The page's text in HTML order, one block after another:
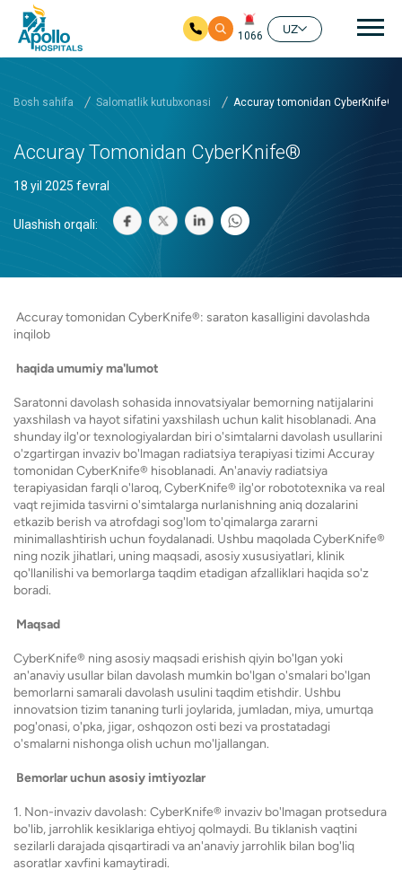
1066
UZ
Bosh sahifa Salomatlik kutubxonasi Accuray tomonidan CyberKnife®
Accuray Tomonidan CyberKnife®
18 yil 2025 fevral
Ulashish orqali:
Accuray tomonidan CyberKnife®: saraton kasalligini davolashda
inqilob
haqida umumiy ma'lumot
Saratonni davolash sohasida innovatsiyalar bemorning natijalarini
yaxshilash va hayot sifatini yaxshilash uchun kalit hisoblanadi. Ana
shunday ilg'or texnologiyalardan biri o'simtalarni davolash usullarini
o'zgartirgan invaziv bo'lmagan radiatsiya terapiyasi tizimi Accuray
tomonidan CyberKnife® hisoblanadi. An'anaviy radiatsiya
terapiyasidan farqli o'laroq, CyberKnife® ilg'or robototexnika va real
vaqt rejimida tasvirni o'simtalarga nurlanishning aniq dozalarini
etkazib berish va atrofdagi sog'lom to'qimalarga zararni
minimallashtirish uchun foydalanadi. Ushbu maqolada CyberKnife®
ning nozik jihatlari, uning maqsadi, asosiy xususiyatlari, klinik
qo'llanilishi va bemorlarga taqdim etadigan afzalliklari haqida so'z
boradi.
Maqsad
CyberKnife® ning asosiy maqsadi erishish qiyin bo'lgan yoki
an'anaviy usullar bilan davolash mumkin bo'lgan o'smalari bo'lgan
bemorlarni samarali davolash usulini taqdim etishdir. Ushbu
innovatsion tizim tananing turli joylarida, jumladan, miya, umurtqa
pog'onasi, o'pka, jigar, oshqozon osti bezi va prostatadagi
o'smalarni nishonga olish uchun mo'ljallangan.
Bemorlar uchun asosiy imtiyozlar
1. Non-invaziv davolash: CyberKnife® invaziv bo'lmagan protsedura
bo'lib, jarrohlik kesiklariga ehtiyoj qolmaydi. Bu tiklanish vaqtini
sezilarli darajada qisqartiradi va an'anaviy jarrohlik bilan bog'liq
asoratlar xavfini kamaytiradi.